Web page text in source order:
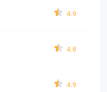
4.9
4.8
4.9